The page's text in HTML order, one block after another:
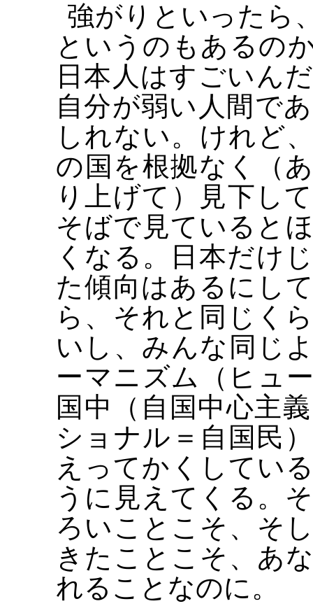
強がりといったら
というのもあるの
日本人はすごいん
自分が弱い人間で
しれない。けれど
の国を根拠なく（
り上げて）見下し
そばで見ていると
くなる。日本だけ
た傾向はあるにし
ら、それと同じく
いし、みんな同じ
ーマニズム（ヒュ
国中（自国中心主
ショナル＝自国民
えってかくしてい
うに見えてくる。
ろいことこそ、そ
きたことこそ、あ
れることなのに。